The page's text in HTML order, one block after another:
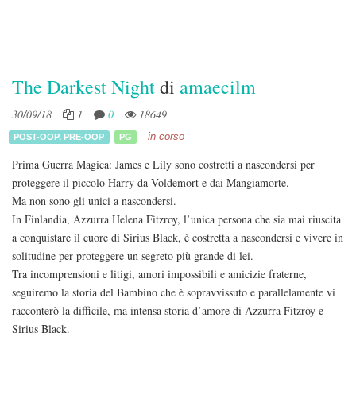
The Darkest Nightdi amaecilm
30/09/18 1 0 18649
POST-OOP,PRE-OOP PG in corso
Prima Guerra Magica: James e Lily sono costretti a nascondersi per
proteggere il piccolo Harry da Voldemort e dai Mangiamorte.
Ma non sono gli unici a nascondersi.
In Finlandia, Azzurra Helena Fitzroy, l’unica persona che sia mai riuscita
a conquistare il cuore di Sirius Black, è costretta a nascondersi e vivere in
solitudine per proteggere un segreto più grande di lei.
Tra incomprensioni e litigi, amori impossibili e amicizie fraterne,
seguiremo la storia del Bambino che è sopravvissuto e parallelamente vi
racconterò la difficile, ma intensa storia d’amore di Azzurra Fitzroy e
Sirius Black.